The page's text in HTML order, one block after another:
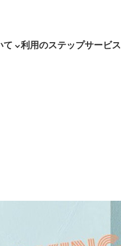
て 利用のステップサービス